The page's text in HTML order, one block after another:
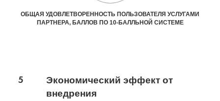
ОБЩАЯ УДОВЛЕТВОРЕННОСТЬ ПОЛЬЗОВАТЕЛЯ УСЛУГАМИ
ПАРТНЕРА, БАЛЛОВ ПО 10-БАЛЛЬНОЙ СИСТЕМЕ
5
Экономический эффект от
внедрения